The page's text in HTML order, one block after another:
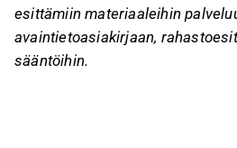
esittämiin materiaaleihin
avaintietoasiakirjaan,
sääntöihin.